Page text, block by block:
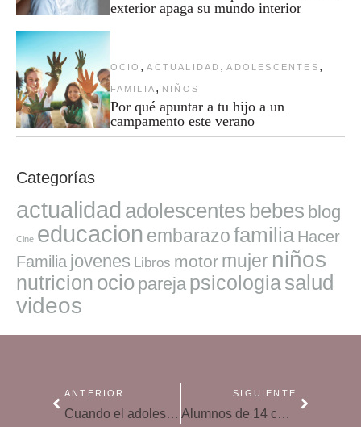
exterior apaga su mundo interior
OCIO , ACTUALIDAD , ADOLESCENTES ,
FAMILIA , NIÑOS
Por qué apuntar a tu hijo a un
campamento este verano
Categorías
actualidad adolescentes bebes blog
Cine educacion embarazofamilia Hacer
Familia jovenes Libros motor mujer niños
nutricion ocio pareja psicologiasalud
videos
ANTERIOR
Cuando el adolescente no quiere estudiar
SIGUIENTE
Alumnos de 14 centros educativos participan en un curso sobre prevención del alcoholismo